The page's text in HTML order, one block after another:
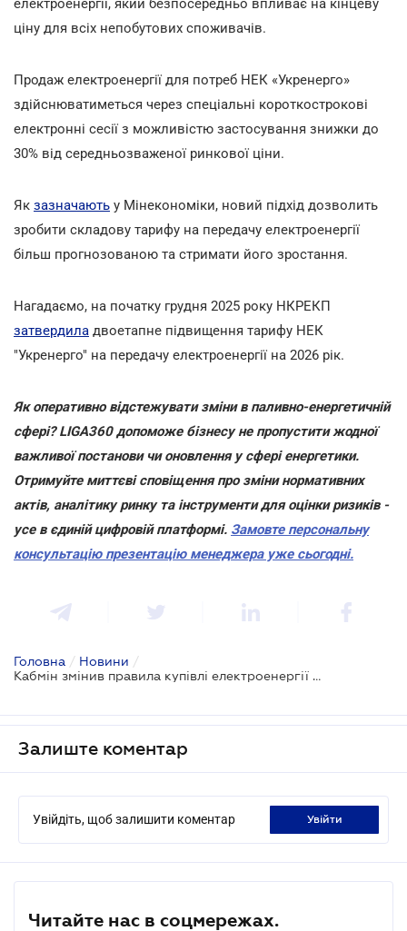
електроенергії, який безпосередньо впливає на кінцеву
ціну для всіх непобутових споживачів.
Продаж електроенергії для потреб НЕК «Укренерго»
здійснюватиметься через спеціальні короткострокові
електронні сесії з можливістю застосування знижки до
30% від середньозваженої ринкової ціни.
Як зазначають у Мінекономіки, новий підхід дозволить
зробити складову тарифу на передачу електроенергії
більш прогнозованою та стримати його зростання.
Нагадаємо, на початку грудня 2025 року НКРЕКП
затвердила двоетапне підвищення тарифу НЕК
"Укренерго" на передачу електроенергії на 2026 рік.
Як оперативно відстежувати зміни в паливно-енергетичній
сфері? LIGA360 допоможе бізнесу не пропустити жодної
важливої постанови чи оновлення у сфері енергетики.
Отримуйте миттєві сповіщення про зміни нормативних
актів, аналітику ринку та інструменти для оцінки ризиків -
усе в єдиній цифровій платформі. Замовте персональну
консультацію презентацію менеджера уже сьогодні.
Головна / Новини /
Кабмін змінив правила купівлі електроенергії для «Укренерго»
Залиште коментар
Увійдіть, щоб залишити коментар увійти
Читайте нас в соцмережах.